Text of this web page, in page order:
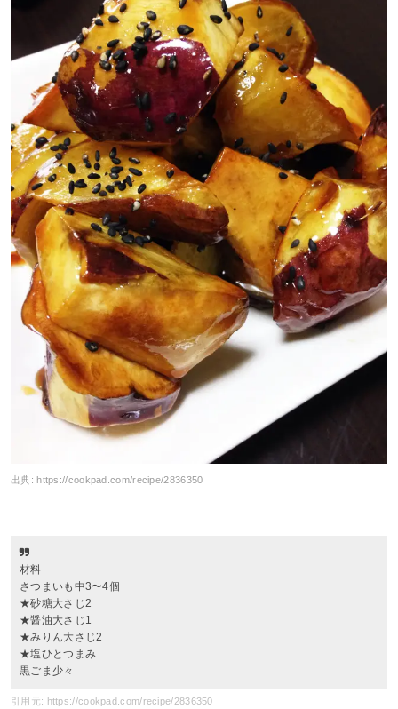
出典:https://cookpad.com/recipe/2836350
材料
さつまいも中3〜4個
★砂糖大さじ2
★醤油大さじ1
★みりん大さじ2
★塩ひとつまみ
黒ごま少々
引用元: https://cookpad.com/recipe/2836350